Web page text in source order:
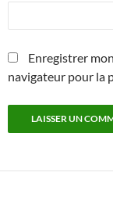
Enregistrer
navigateur pour la